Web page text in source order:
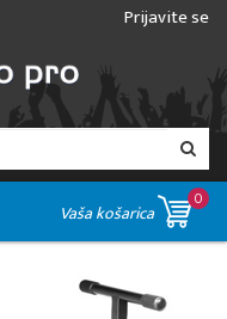
Prijavite se
Vaša košarica
0